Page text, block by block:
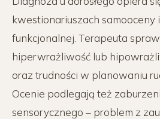
kwestionariuszach samooceny
funkcjonalnej. Terapeuta
hiperwrażliwość lub
oraz trudności w planowaniu
Ocenie podlegają też
sensorycznego – problem z